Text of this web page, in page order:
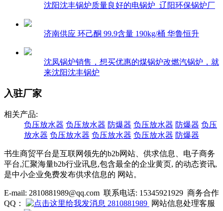
沈阳沈丰锅炉质量良好的电锅炉_辽阳环保锅炉厂
济南供应 环己酮 99.9含量 190kg/桶 华鲁恒升
沈凤锅炉销售，想买优惠的煤锅炉改燃汽锅炉，就
来沈阳沈丰锅炉
入驻厂家
相关产品:
负压放水器 负压放水器 防爆器 负压放水器 防爆器 负压
放水器 负压放水器 负压放水器 负压放水器 防爆器
书生商贸平台是互联网领先的b2b网站、供求信息、电子商务
平台,汇聚海量b2b行业讯息,包含最全的企业黄页, 的动态资讯,
是中小企业免费发布供求信息的 网站。
E-mail: 2810881989@qq.com 联系电话: 15345921929 商务合作
QQ：
2810881989 网站信息处理客服